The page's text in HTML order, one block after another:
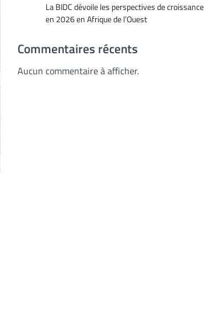
La BIDC dévoile les perspectives de croissance
en 2026 en Afrique de l’Ouest
Commentaires récents
Aucun commentaire à afficher.